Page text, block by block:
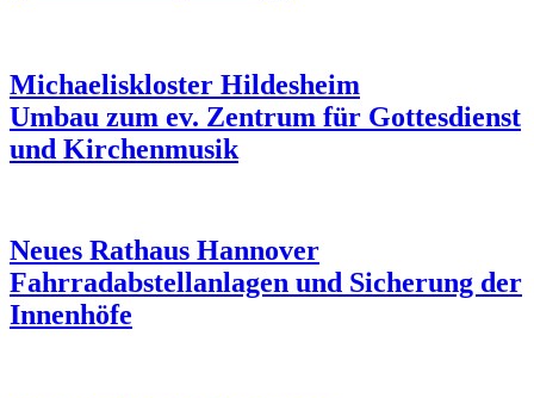
Michaeliskloster Hildesheim
Umbau zum ev. Zentrum für Gottesdienst
und Kirchenmusik
Neues Rathaus Hannover
Fahrradabstellanlagen und Sicherung der
Innenhöfe